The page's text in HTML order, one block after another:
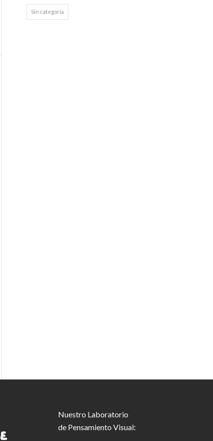
Sin categoría
Nuestro Laboratorio
de Pensamiento Visual: